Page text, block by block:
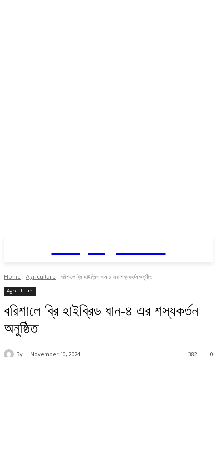
Home Agriculture বরিশালে ব্রি হাইব্রিড ধান-৪ এর শস্যকর্তন অনুষ্ঠিত
Agriculture
বরিশালে ব্রি হাইব্রিড ধান-৪ এর শস্যকর্তন
অনুষ্ঠিত
By November 10, 2024 0
382